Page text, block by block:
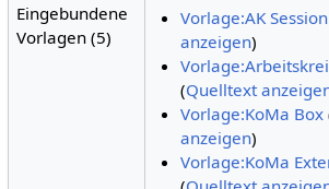
Eingebundene
Vorlagen (5)
Vorlage:AK
anzeigen)
(Quelltext
Vorlage:KoMa Box
anzeigen)
Vorlage:KoMa